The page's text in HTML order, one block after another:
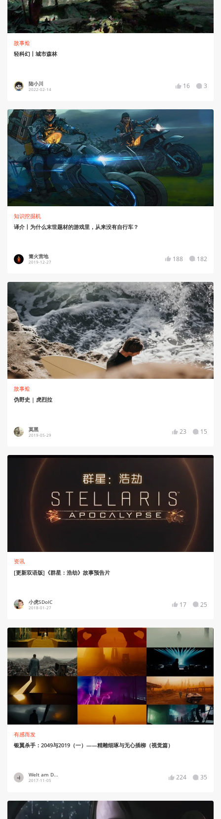
故事烩
轻科幻丨城市森林
陆小川
2022-02-14 16 3
知识挖掘机
译介丨为什么末世题材的游戏里，从来没有自行车？
篝火营地
2019-12-27 188 182
故事烩
伪野史 | 虎烈拉
莫黑
2019-05-29 23 15
资讯
[更新双语版]《群星：浩劫》故事预告片
小虎SDoIC
2018-01-27 17 25
有感而发
银翼杀手：2049与2019（一）——精雕细琢与无心插柳（视觉篇）
Welt am D...
2017-11-05 224 35